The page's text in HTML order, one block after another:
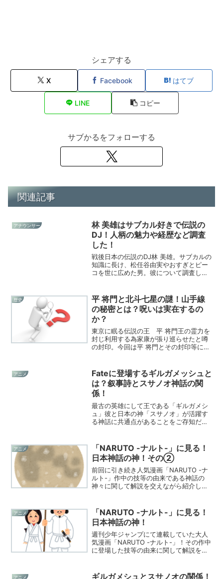
シェアする
X Facebook はてブ
LINE コピー
サブかるをフォローする
関連記事
アナウンサー
林 美雄はサブカル好きで伝説の
DJ！人柄の魅力や経歴など調査
した！
戦後日本の伝説のDJ林 美雄。サブカルの
知識に長け、松任谷由実やおすぎとピー
コを世に広めた男。彼について調査して
歴史
平 将門と北斗七星の謎！山手線
の秘密とは？呪いは実在するの
か？
東京に眠る伝説の王 平 将門王の霊力を
封じ利用する為家康が張り巡らせたと噂
の封印。今回は平 将門とその封印等につ
アニメ
Fateに登場するギルガメッシュと
は？叙事詩とスサノオ神話の関
係！
最古の英雄にして王である「ギルガメシ
ュ」彼と日本の神「スサノオ」が活躍す
る神話に共通点があることをご存知だろ
アニメ
「NARUTO -ナルト-」に見る！
日本神話の神！その②
前回に引き続き人気漫画「NARUTO -ナ
ルト-」作中の技等の由来である神話の
神々に関して解説を交えながら紹介して
アニメ
「NARUTO -ナルト-」に見る！
日本神話の神！
週刊少年ジャンプにて連載していた大人
気漫画「NARUTO -ナルト-」！その作中
に登場した技等の由来に関して解説を交
アニメ ギルガメシュとスサノオの関係！